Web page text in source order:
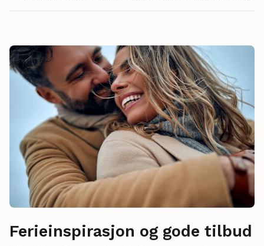
Ferieinspirasjon og gode tilbud